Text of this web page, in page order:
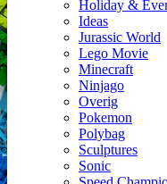
Holiday &
Ideas
Jurassic World
Lego Movie
Minecraft
Ninjago
Overig
Pokemon
Polybag
Sculptures
Sonic